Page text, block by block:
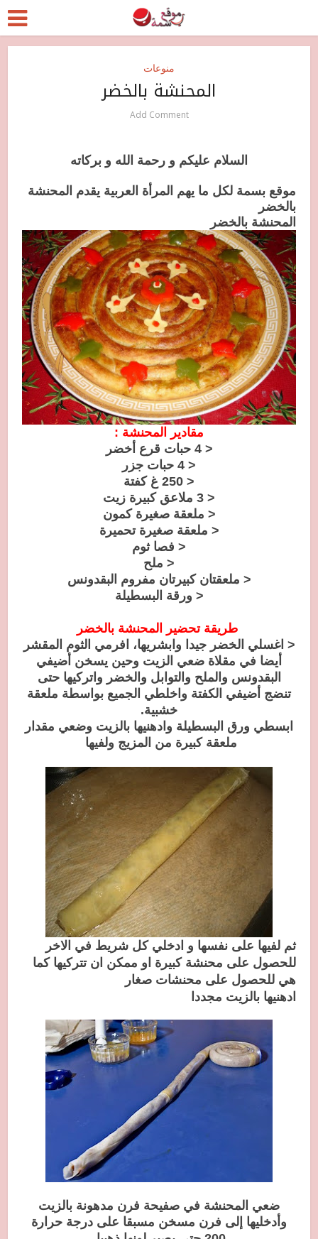
منوعات
المحنشة بالخضر
Add Comment
السلام عليكم و رحمة الله و بركاته
موقع بسمة لكل ما يهم المرأة العربية يقدم المحنشة
بالخضر
المحنشة بالخضر
مقادير المحنشة :
< 4 حبات قرع أخضر
< 4 حبات جزر
< 250 غ كفتة
< 3 ملاعق كبيرة زيت
< ملعقة صغيرة كمون
< ملعقة صغيرة تحميرة
< فصا ثوم
< ملح
< ملعقتان كبيرتان مفروم البقدونس
< ورقة البسطيلة
طريقة تحضير المحنشة بالخضر
< اغسلي الخضر جيدا وابشريها، افرمي الثوم المقشر
أيضا في مقلاة ضعي الزيت وحين يسخن أضيفي
البقدونس والملح والتوابل والخضر واتركيها حتى
تنضج أضيفي الكفتة واخلطي الجميع بواسطة ملعقة
خشبية.
ابسطي ورق البسطيلة وادهنيها بالزيت وضعي مقدار
ملعقة كبيرة من المزيج ولفيها
ثم لفيها على نفسها و ادخلي كل شريط في الاخر
للحصول على محنشة كبيرة او ممكن ان تتركيها كما
هي للحصول على محنشات صغار
ادهنيها بالزيت مجددا
ضعي المحنشة في صفيحة فرن مدهونة بالزيت
وأدخليها إلى فرن مسخن مسبقا على درجة حرارة